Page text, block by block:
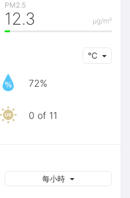
PM2.5
μg/m³
12.3
℃
72%
0 of 11
每小時